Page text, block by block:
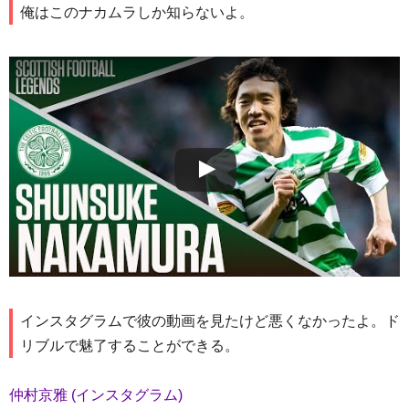
俺はこのナカムラしか知らないよ。
インスタグラムで彼の動画を見たけど悪くなかったよ。ド
リブルで魅了することができる。
仲村京雅 (インスタグラム)